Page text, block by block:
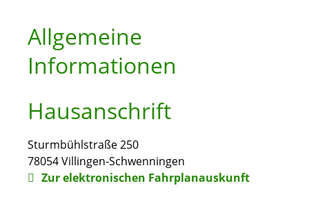
Allgemeine
Informationen
Hausanschrift
Sturmbühlstraße 250
78054Villingen-Schwenningen
Zur elektronischen Fahrplanauskunft